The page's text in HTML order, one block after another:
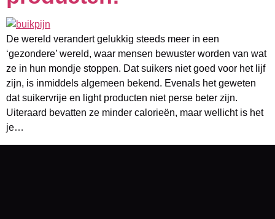
De wereld verandert gelukkig steeds meer in een
‘gezondere’ wereld, waar mensen bewuster worden van wat
ze in hun mondje stoppen. Dat suikers niet goed voor het lijf
zijn, is inmiddels algemeen bekend. Evenals het geweten
dat suikervrije en light producten niet perse beter zijn.
Uiteraard bevatten ze minder calorieën, maar wellicht is het
je…